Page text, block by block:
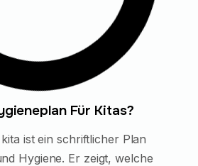
Für Kitas?
ist ein schriftlicher Plan
Hygiene. Er zeigt, welche